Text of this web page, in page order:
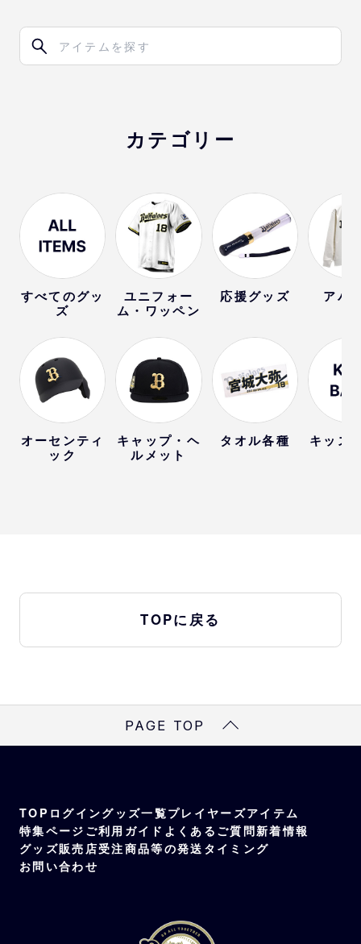
カテゴリー
すべてのグッ
ズ
オーセンティ
ック
ユニフォー
ム・ワッペン
キャップ・ヘ
ルメット
応援グッズ
タオル各種
アパ
キッズ
TOPに戻る
PAGE TOP
TOP ログイングッズ一覧プレイヤーズアイテム
特集ページ ご利用ガイド よくあるご質問新着情報
グッズ販売店受注商品等の発送タイミング
お問い合わせ